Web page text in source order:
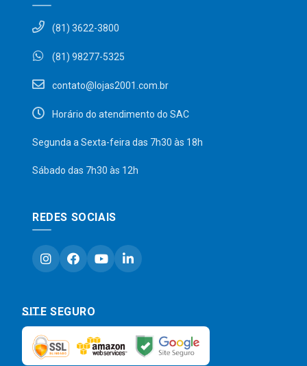
(81) 3622-3800
(81) 98277-5325
contato@lojas2001.com.br
Horário do atendimento do SAC
Segunda a Sexta-feira das 7h30 às 18h
Sábado das 7h30 às 12h
REDES SOCIAIS
SITE SEGURO